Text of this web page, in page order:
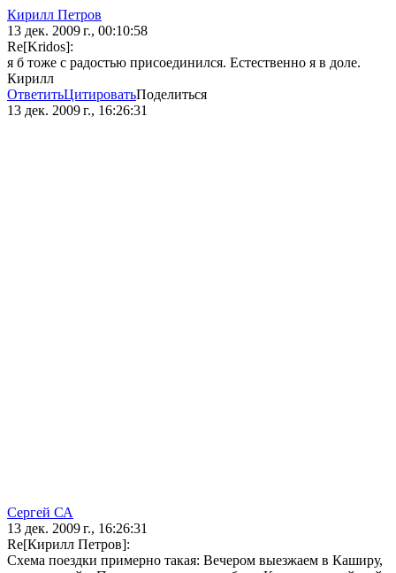
Кирилл Петров
13 дек. 2009 г., 00:10:58
Re[Kridos]:
я б тоже с радостью присоединился. Естественно я в доле.
Кирилл
ОтветитьЦитироватьПоделиться
13 дек. 2009 г., 16:26:31
Сергей СА
13 дек. 2009 г., 16:26:31
Re[Кирилл Петров]:
Схема поездки примерно такая: Вечером выезжаем в Каширу,